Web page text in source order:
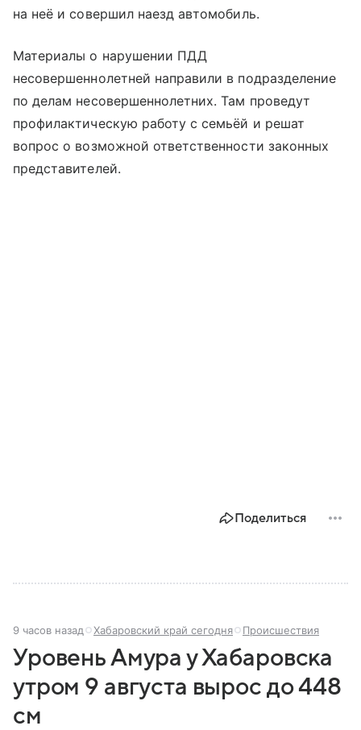
на неё и совершил наезд автомобиль.
Материалы о нарушении ПДД
несовершеннолетней направили в подразделение
по делам несовершеннолетних. Там проведут
профилактическую работу с семьёй и решат
вопрос о возможной ответственности законных
представителей.
Поделиться
9 часов назад Хабаровский край сегодня Происшествия
Уровень Амура у Хабаровска
утром 9 августа вырос до 448
см